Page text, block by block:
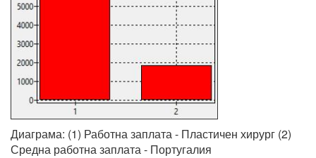
Диаграма: (1) Работна заплата - Пластичен хирург (2)
Средна работна заплата - Португалия